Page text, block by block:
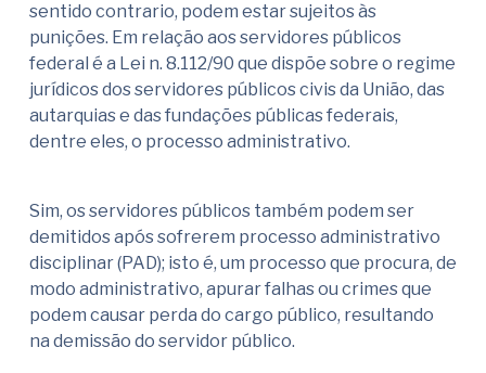
sentido contrario, podem estar sujeitos às
punições. Em relação aos servidores públicos
federal é a Lei n. 8.112/90 que dispõe sobre o regime
jurídicos dos servidores públicos civis da União, das
autarquias e das fundações públicas federais,
dentre eles, o processo administrativo.
Sim, os servidores públicos também podem ser
demitidos após sofrerem processo administrativo
disciplinar (PAD); isto é, um processo que procura, de
modo administrativo, apurar falhas ou crimes que
podem causar perda do cargo público, resultando
na demissão do servidor público.